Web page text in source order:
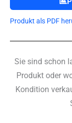
Produkt als PDF
Sie sind schon
Produkt oder
Kondition